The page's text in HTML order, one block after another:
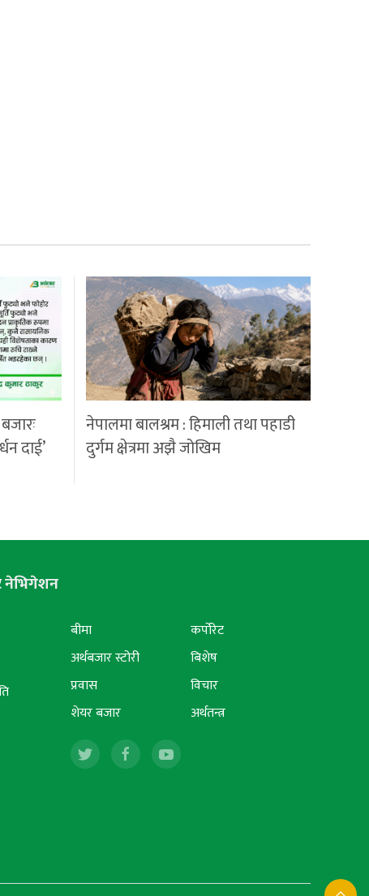
दाई’
नेपालमा बालश्रम : हिमाली तथा पहाडी
दुर्गम क्षेत्रमा अझै जोखिम
नेभिगेशन
बीमा
अर्थबजार स्टोरी
प्रवास
शेयर बजार
कर्पोरेट
बिशेष
विचार
अर्थतन्त्र